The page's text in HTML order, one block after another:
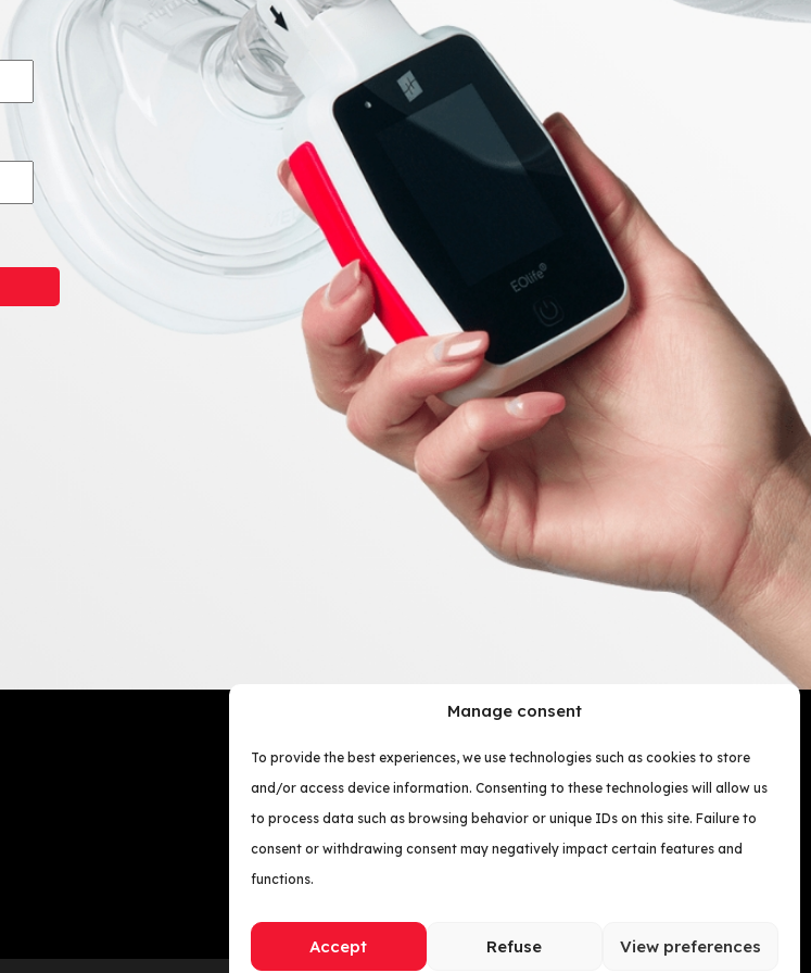
Manage consent
To provide the best experiences, we use technologies such as cookies to store
and/or access device information. Consenting to these technologies will allow us
to process data such as browsing behavior or unique IDs on this site. Failure to
consent or withdrawing consent may negatively impact certain features and
functions.
Accept Refuse View preferences